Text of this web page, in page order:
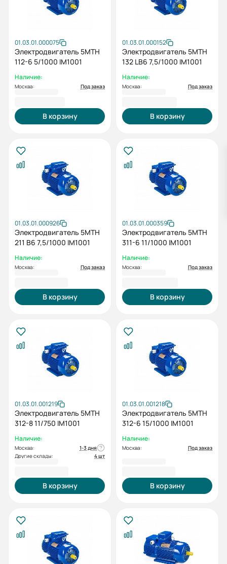
01.03.01.000075
Электродвигатель 5МТН
112-6 5/1000 IM1001
Наличие:
Москва: Под заказ
В корзину
01.03.01.000152
Электродвигатель 5MTH
132 LB6 7,5/1000 IM1001
Наличие:
Москва: Под заказ
В корзину
01.03.01.000926
Электродвигатель 5MTH
211 В6 7,5/1000 IM1001
Наличие:
Москва: Под заказ
В корзину
01.03.01.000359
Электродвигатель 5МТН
311-6 11/1000 IM1001
Наличие:
Москва: Под заказ
В корзину
01.03.01.001219
Электродвигатель 5МТН
312-8 11/750 IM1001
Наличие:
Москва:
1-3 дня
Другие склады:
4 шт
В корзину
01.03.01.001218
Электродвигатель 5МТН
312-6 15/1000 IM1001
Наличие:
Москва: Под заказ
В корзину